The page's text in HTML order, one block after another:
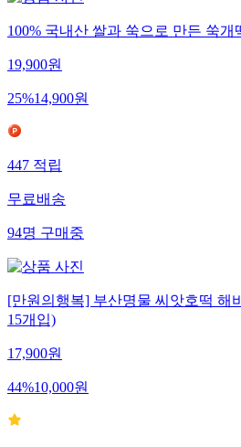
100% 국내산 쌀과 쑥으로 만든 쑥개
19,900원
25%14,900원
447적립
무료배송
94명구매중
[만원의행복] 부산명물 씨앗호떡 해
15개입)
17,900원
44%10,000원